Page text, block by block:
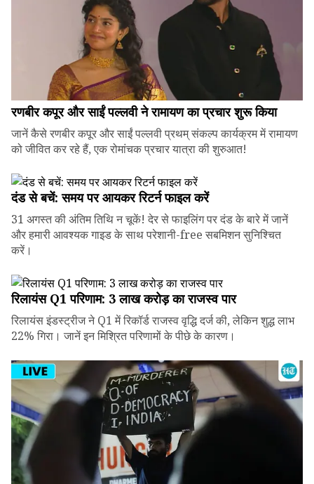
रणबीर कपूर और साईं पल्लवी ने रामायण का प्रचार शुरू किया
जानें कैसे रणबीर कपूर और साईं पल्लवी प्रथम् संकल्प कार्यक्रम में रामायण
को जीवित कर रहे हैं, एक रोमांचक प्रचार यात्रा की शुरुआत!
दंड से बचें: समय पर आयकर रिटर्न फाइल करें
31 अगस्त की अंतिम तिथि न चूकें! देर से फाइलिंग पर दंड के बारे में जानें
और हमारी आवश्यक गाइड के साथ परेशानी-free सबमिशन सुनिश्चित
करें।
रिलायंस Q1 परिणाम: ₹3 लाख करोड़ का राजस्व पार
रिलायंस इंडस्ट्रीज ने Q1 में रिकॉर्ड राजस्व वृद्धि दर्ज की, लेकिन शुद्ध लाभ
22% गिरा। जानें इन मिश्रित परिणामों के पीछे के कारण।